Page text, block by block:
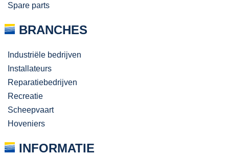
Spare parts
BRANCHES
Industriële bedrijven
Installateurs
Reparatiebedrijven
Recreatie
Scheepvaart
Hoveniers
INFORMATIE